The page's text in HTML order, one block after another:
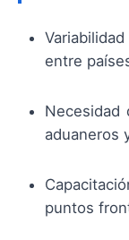
entre
Necesidad
aduaneros
puntos